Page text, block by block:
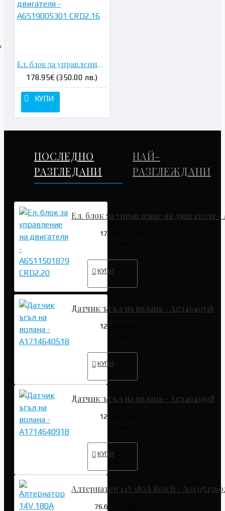
Ел. блок за управление на двигателя - A6519005301 CRD2.16
178.95€ (350.00 лв.)
КУПИ
ПОСЛЕДНО
РАЗГЛЕДАНИ
НАЙ-
РАЗГЛЕЖДАНИ
Ел. блок за управление на двигателя -
178.95€ (350.00
КУПИ
Датчик ъгъл на волана - A1714640518
127.82€ (249.99
КУПИ
Датчик ъгъл на волана - A1714640918
127.82€ (249.99
КУПИ
Алтернатор 14V 180A Bosch -
76.69€ (149.99 лв.)